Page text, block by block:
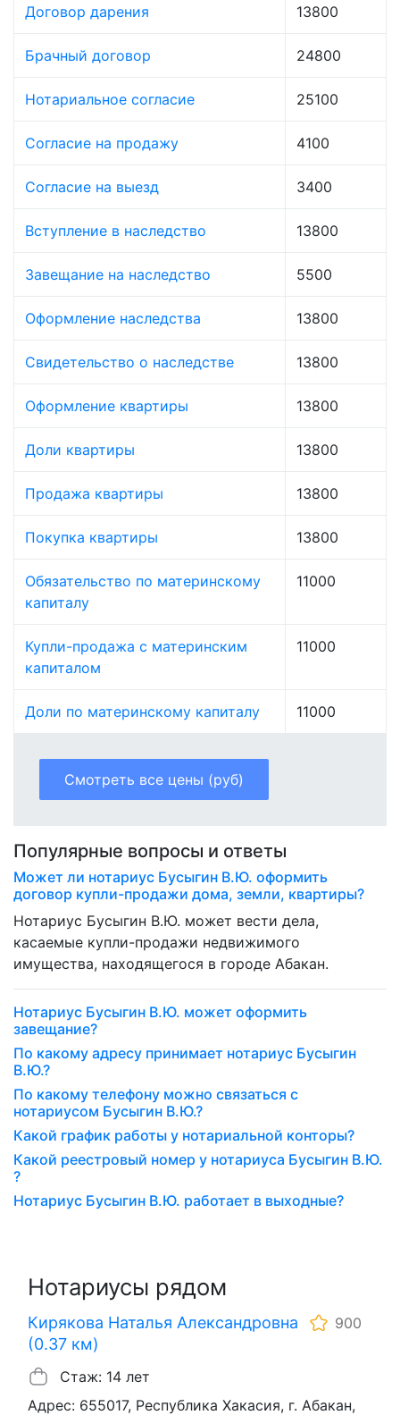
Договор дарения 13800
Брачный договор 24800
Нотариальное согласие 25100
Согласие на продажу 4100
Согласие на выезд 3400
Вступление в наследство 13800
Завещание на наследство 5500
Оформление наследства 13800
Свидетельство о наследстве 13800
Оформление квартиры 13800
Доли квартиры 13800
Продажа квартиры 13800
Покупка квартиры 13800
Обязательство по материнскому
капиталу
11000
Купли-продажа с материнским
капиталом
11000
Доли по материнскому капиталу 11000
Смотреть все цены (руб)
Популярные вопросы и ответы
Может ли нотариус Бусыгин В.Ю. оформить
договор купли-продажи дома, земли, квартиры?
Нотариус Бусыгин В.Ю. может вести дела,
касаемые купли-продажи недвижимого
имущества, находящегося в городе Абакан.
Нотариус Бусыгин В.Ю. может оформить
завещание?
По какому адресу принимает нотариус Бусыгин
В.Ю.?
По какому телефону можно связаться с
нотариусом Бусыгин В.Ю.?
Какой график работы у нотариальной конторы?
Какой реестровый номер у нотариуса Бусыгин В.Ю.
?
Нотариус Бусыгин В.Ю. работает в выходные?
Нотариусы рядом
Кирякова Наталья Александровна
(0.37 км)
900
Стаж: 14 лет
Адрес: 655017, Республика Хакасия, г. Абакан,